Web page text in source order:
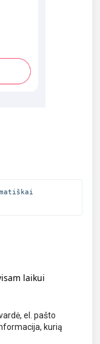
laikui
el. pašto
kurią